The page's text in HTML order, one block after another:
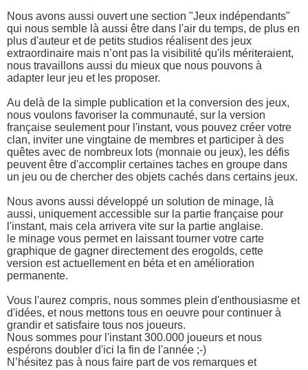
Nous avons aussi ouvert une section "Jeux indépendants"
qui nous semble là aussi être dans l'air du temps, de plus en
plus d'auteur et de petits studios réalisent des jeux
extraordinaire mais n’ont pas la visibilité qu'ils mériteraient,
nous travaillons aussi du mieux que nous pouvons à
adapter leur jeu et les proposer.
Au delà de la simple publication et la conversion des jeux,
nous voulons favoriser la communauté, sur la version
française seulement pour l'instant, vous pouvez créer votre
clan, inviter une vingtaine de membres et participer à des
quêtes avec de nombreux lots (monnaie ou jeux), les défis
peuvent être d'accomplir certaines taches en groupe dans
un jeu ou de chercher des objets cachés dans certains jeux.
Nous avons aussi développé un solution de minage, là
aussi, uniquement accessible sur la partie française pour
l'instant, mais cela arrivera vite sur la partie anglaise.
le minage vous permet en laissant tourner votre carte
graphique de gagner directement des erogolds, cette
version est actuellement en béta et en amélioration
permanente.
Vous l'aurez compris, nous sommes plein d'enthousiasme et
d'idées, et nous mettons tous en oeuvre pour continuer à
grandir et satisfaire tous nos joueurs.
Nous sommes pour l'instant 300.000 joueurs et nous
espérons doubler d'ici la fin de l'année ;-)
N’hésitez pas à nous faire part de vos remarques et